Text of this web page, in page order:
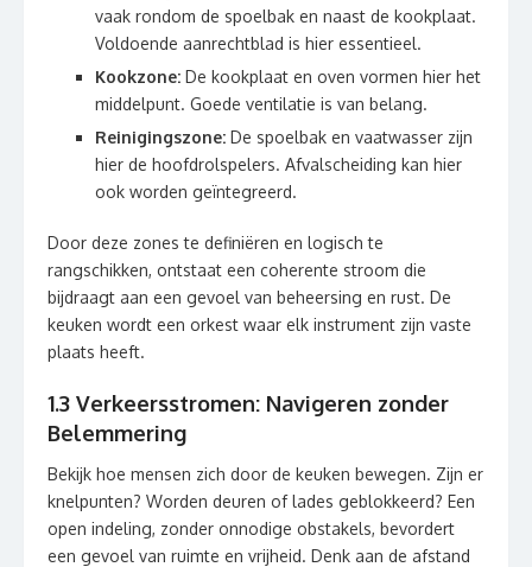
vaak rondom de spoelbak en naast de kookplaat.
Voldoende aanrechtblad is hier essentieel.
Kookzone: De kookplaat en oven vormen hier het
middelpunt. Goede ventilatie is van belang.
Reinigingszone: De spoelbak en vaatwasser zijn
hier de hoofdrolspelers. Afvalscheiding kan hier
ook worden geïntegreerd.
Door deze zones te definiëren en logisch te
rangschikken, ontstaat een coherente stroom die
bijdraagt aan een gevoel van beheersing en rust. De
keuken wordt een orkest waar elk instrument zijn vaste
plaats heeft.
1.3 Verkeersstromen: Navigeren zonder
Belemmering
Bekijk hoe mensen zich door de keuken bewegen. Zijn er
knelpunten? Worden deuren of lades geblokkeerd? Een
open indeling, zonder onnodige obstakels, bevordert
een gevoel van ruimte en vrijheid. Denk aan de afstand